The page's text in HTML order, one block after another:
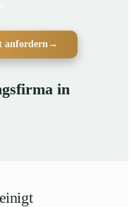
anfordern →
in